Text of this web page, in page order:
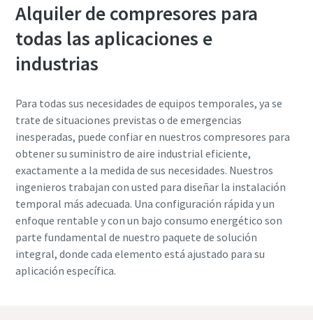
Alquiler de compresores para
todas las aplicaciones e
industrias
Para todas sus necesidades de equipos temporales, ya se
trate de situaciones previstas o de emergencias
inesperadas, puede confiar en nuestros compresores para
obtener su suministro de aire industrial eficiente,
exactamente a la medida de sus necesidades. Nuestros
ingenieros trabajan con usted para diseñar la instalación
temporal más adecuada. Una configuración rápida y un
enfoque rentable y con un bajo consumo energético son
parte fundamental de nuestro paquete de solución
integral, donde cada elemento está ajustado para su
aplicación específica.